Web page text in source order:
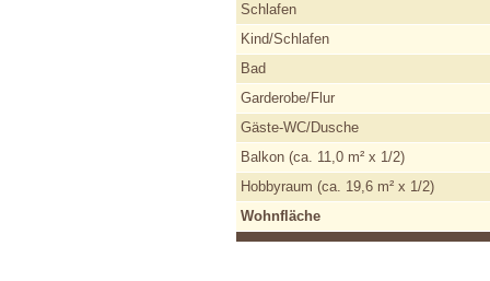
Schlafen
Kind/Schlafen
Bad
Garderobe/Flur
Gäste-WC/Dusche
Balkon (ca. 11,0 m² x 1/2)
Hobbyraum (ca. 19,6 m² x 1/2)
Wohnfläche